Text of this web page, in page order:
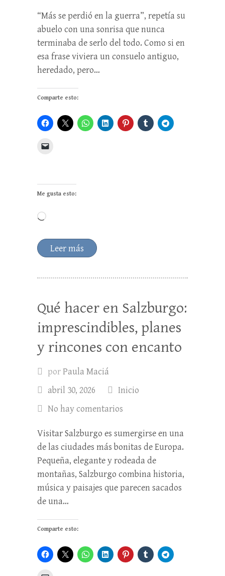
“Más se perdió en la guerra”, repetía su
abuelo con una sonrisa que nunca
terminaba de serlo del todo. Como si en
esa frase viviera un consuelo antiguo,
heredado, pero…
Comparte esto:
Me gusta esto:
Cargando...
Leer más
Qué hacer en Salzburgo:
imprescindibles, planes
y rincones con encanto
porPaula Maciá
abril 30, 2026
Inicio
No hay comentarios
Visitar Salzburgo es sumergirse en una
de las ciudades más bonitas de Europa.
Pequeña, elegante y rodeada de
montañas, Salzburgo combina historia,
música y paisajes que parecen sacados
de una…
Comparte esto: